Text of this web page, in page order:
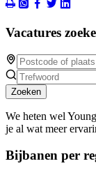
Vacatures
Zoeken
We heten wel
je al wat meer
Bijbanen per